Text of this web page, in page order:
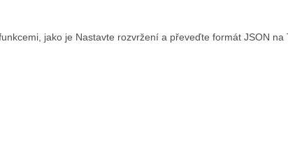
jako je Nastavte rozvržení a převeďte formát JSON